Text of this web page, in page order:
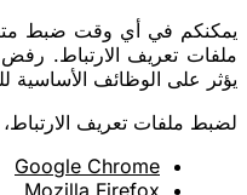
يمكنكم في أي وقت ضبط
ملفات تعريف الارتباط. رفض
يؤثر على الوظائف الأساسية
لضبط ملفات تعريف
Google Chrome
Mozilla Firefox